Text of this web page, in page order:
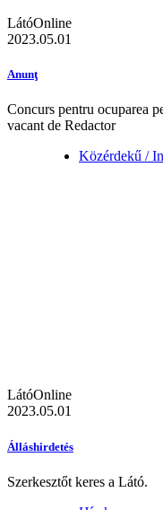
LátóOnline
2023.05.01
Anunţ
Concurs pentru ocuparea
vacant de Redactor
Közérdekű /
LátóOnline
2023.05.01
Álláshirdetés
Szerkesztőt keres a Látó.